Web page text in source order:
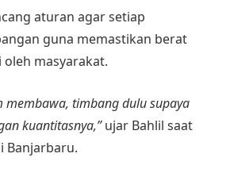
aturan agar setiap
guna memastikan berat
masyarakat.
membawa, timbang dulu supaya
kuantitasnya,”ujar Bahlil saat
Banjarbaru.